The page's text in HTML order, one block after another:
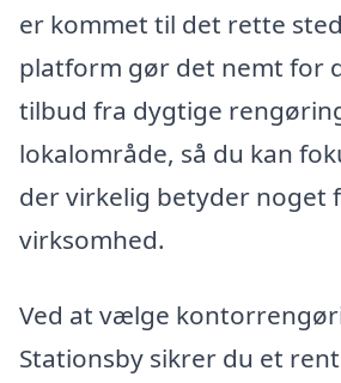
er kommet til det rette
platform gør det nemt for
tilbud fra dygtige
lokalområde, så du kan
der virkelig betyder noget
virksomhed.
Ved at vælge
Stationsby sikrer du et